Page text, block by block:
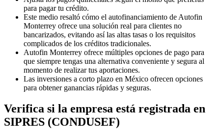
para pagar tu crédito.
Este medio resaltó cómo el autofinanciamiento de Autofin
Monterrey ofrece una solución real para clientes no
bancarizados, evitando así las altas tasas o los requisitos
complicados de los créditos tradicionales.
Autofin Monterrey ofrece múltiples opciones de pago para
que siempre tengas una alternativa conveniente y segura al
momento de realizar tus aportaciones.
Las inversiones a corto plazo en México ofrecen opciones
para obtener ganancias rápidas y seguras.
Verifica si la empresa está registrada en
SIPRES (CONDUSEF)